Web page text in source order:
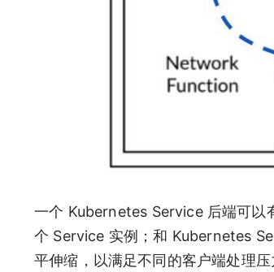
一个 Kubernetes Service 后端可以
个 Service 实例；和 Kubernetes
平伸缩，以满足不同的客户端处理